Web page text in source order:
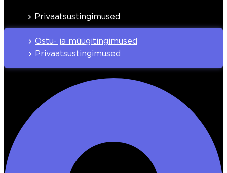
Privaatsustingimused
Ostu- ja müügitingimused
Privaatsustingimused